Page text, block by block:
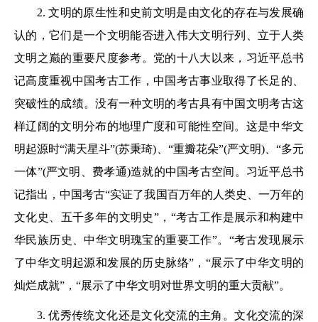
2. 文明的原生性和史前文明是由文化的存在与发展确
认的，它们是一个文明能否进入伟大文明行列、立于人类
文明之巅的重要尺度参考。党的十八大以来，习近平总书
记高度重视中国考古工作，中国考古事业取得了长足的、
突破性的成绩。没有一种文明的考古具有中国文明考古这
样辽阔的文明分布的地理广度和可能性空间。这是中华文
明起源时“满天星斗”(苏秉琦)、“重瓣花朵”(严文明)、“多元
一体”(严文明、费孝通)造就的中国考古空间。习近平总书
记指出，中国考古“实证了我国百万年的人类史、一万年的
文化史、五千多年的文明史”，“考古工作是展示和构建中
华民族历史、中华文明瑰宝的重要工作”。“考古发现展示
了中华文明起源和发展的历史脉络”，“展示了中华文明的
灿烂成就”，“展示了中华文明对世界文明的重大贡献”。
3. 优秀传统文化还是文化交流的主角。文化交流的深